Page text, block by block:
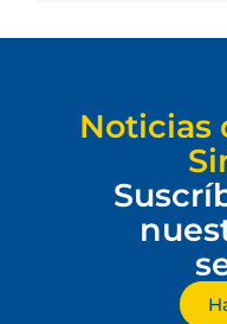
Noticias